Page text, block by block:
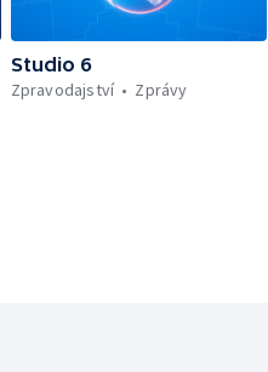
Studio 6
Zpravodajství
Zprávy